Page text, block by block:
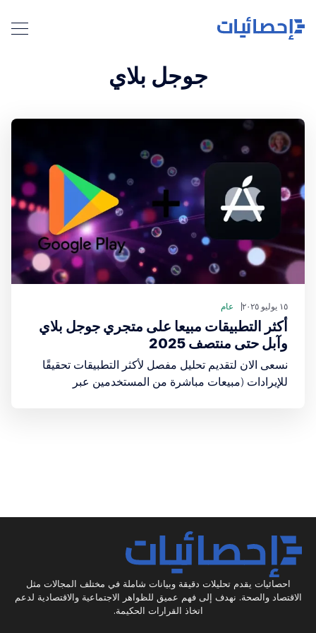
جوجل بلاي
١٥ يوليو ٢٠٢٥ عام
أكثر التطبيقات مبيعا على متجري جوجل بلاي
وآبل حتى منتصف 2025
نسعى الان لتقديم تحليل مفصل لأكثر التطبيقات تحقيقًا
للإيرادات (مبيعات مباشرة من المستخدمين عبر
احصائيات يقدم تحليلات دقيقة وبيانات شاملة في مختلف المجالات مثل
الاقتصاد والصحة. نهدف إلى فهم عميق للظواهر الاجتماعية والاقتصادية لدعم
اتخاذ القرارات الحكيمة.